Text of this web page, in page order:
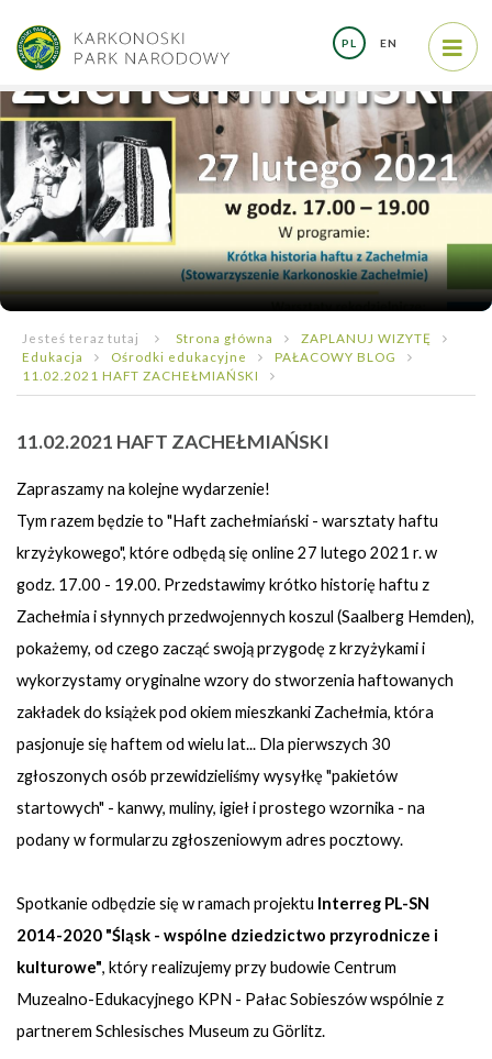
PL EN
Jesteś teraz tutaj Strona główna
ZAPLANUJ WIZYTĘ
Edukacja
Ośrodki edukacyjne
PAŁACOWY BLOG
11.02.2021 HAFT ZACHEŁMIAŃSKI
11.02.2021 HAFT ZACHEŁMIAŃSKI
Zapraszamy na kolejne wydarzenie!
Tym razem będzie to "Haft zachełmiański - warsztaty haftu
krzyżykowego", które odbędą się online 27 lutego 2021 r. w
godz. 17.00 - 19.00. Przedstawimy krótko historię haftu z
Zachełmia i słynnych przedwojennych koszul (Saalberg Hemden),
pokażemy, od czego zacząć swoją przygodę z krzyżykami i
wykorzystamy oryginalne wzory do stworzenia haftowanych
zakładek do książek pod okiem mieszkanki Zachełmia, która
pasjonuje się haftem od wielu lat... Dla pierwszych 30
zgłoszonych osób przewidzieliśmy wysyłkę "pakietów
startowych" - kanwy, muliny, igieł i prostego wzornika - na
podany w formularzu zgłoszeniowym adres pocztowy.
Spotkanie odbędzie się w ramach projektu Interreg PL-SN
2014-2020 "Śląsk - wspólne dziedzictwo przyrodnicze i
kulturowe", który realizujemy przy budowie Centrum
Muzealno-Edukacyjnego KPN - Pałac Sobieszów wspólnie z
partnerem Schlesisches Museum zu Görlitz.